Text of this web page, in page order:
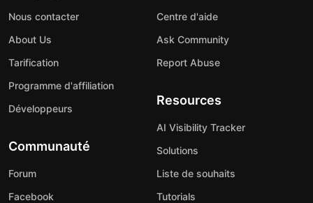
Nous contacter
About Us
Tarification
Programme d'affiliation
Développeurs
Communauté
Forum
Facebook
Centre d'aide
Ask Community
Report Abuse
Resources
AI Visibility Tracker
Solutions
Liste de souhaits
Tutorials